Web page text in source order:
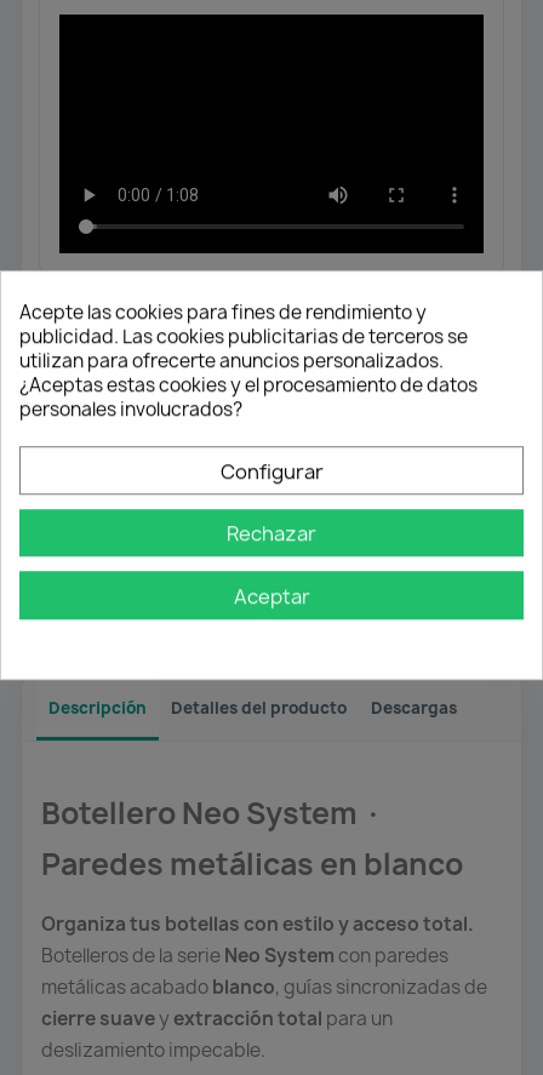
Envío gratuito
Desde 50 € en península
Pago flexible
Atención profesional
Te ayudamos con cualquier duda
Descripción Detalles del producto Descargas
Botellero Neo System ·
Paredes metálicas en blanco
Organiza tus botellas con estilo y acceso total.
Botelleros de la serieNeo System con paredes
metálicas acabadoblanco, guías sincronizadas de
cierre suavey extracción total para un
deslizamiento impecable.
Acepte las cookies para fines de rendimiento y
publicidad. Las cookies publicitarias de terceros se
utilizan para ofrecerte anuncios personalizados.
¿Aceptas estas cookies y el procesamiento de datos
personales involucrados?
Configurar
Rechazar
Aceptar